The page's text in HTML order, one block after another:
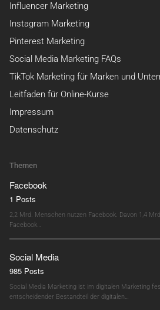
Influencer Marketing
Instagram Marketing
Pinterest Marketing
Social Media Marketing FAQs
TikTok Marketing für Marken und
Leitfaden für Online-Kurse
Impressum
Datenschutz
Themen
Facebook
1 Posts
2,2 Mrd. Menschen nutzen Facebook. Davon 1,4
Facebook…
Social Media
985 Posts
Social Media Marketing ist im digitalen Marketing
entscheidender Bestandteil der digitalen…